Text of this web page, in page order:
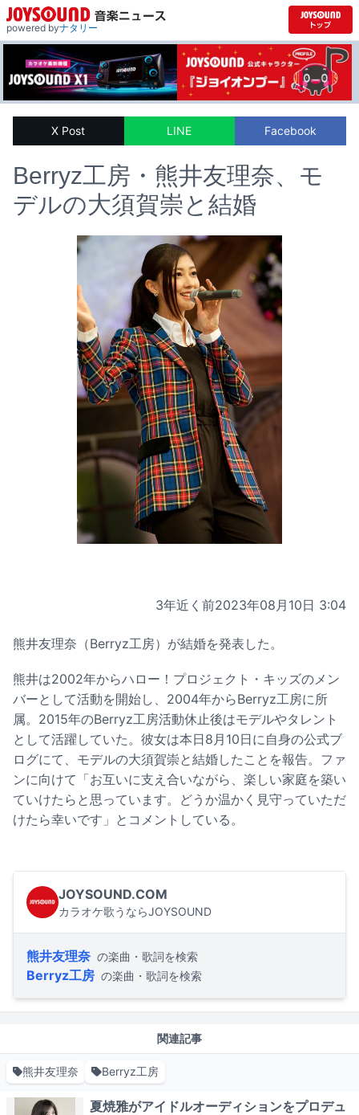
powered byナタリー
X Post LINE Facebook
Berryz工房・熊井友理奈、モ
デルの大須賀崇と結婚
3年近く前2023年08月10日 3:04
熊井友理奈（Berryz工房）が結婚を発表した。
熊井は2002年からハロー！プロジェクト・キッズのメン
バーとして活動を開始し、2004年からBerryz工房に所
属。2015年のBerryz工房活動休止後はモデルやタレント
として活躍していた。彼女は本日8月10日に自身の公式ブ
ログにて、モデルの大須賀崇と結婚したことを報告。ファ
ンに向けて「お互いに支え合いながら、楽しい家庭を築い
ていけたらと思っています。どうか温かく見守っていただ
けたら幸いです」とコメントしている。
JOYSOUND.COM
カラオケ歌うならJOYSOUND
熊井友理奈 の楽曲・歌詞を検索
Berryz工房 の楽曲・歌詞を検索
関連記事
熊井友理奈 Berryz工房
夏焼雅がアイドルオーディションをプロデュ